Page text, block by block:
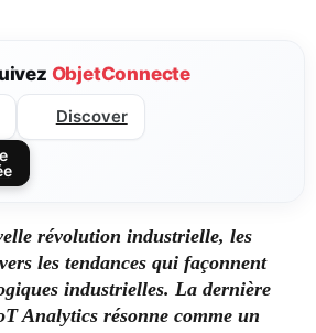
ObjetConnecte
Discover
révolution industrielle, les
les tendances qui façonnent
industrielles. La dernière
Analytics résonne comme un